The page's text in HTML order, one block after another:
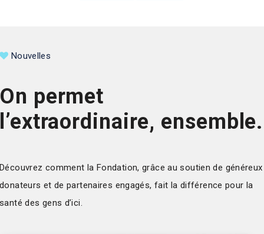
Nouvelles
On permet
l’extraordinaire, ensemble.
Découvrez comment la Fondation, grâce au soutien de généreux
donateurs et de partenaires engagés, fait la différence pour la
santé des gens d’ici.